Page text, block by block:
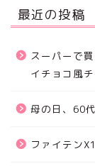
最近の投稿
スーパーで
イチョコ風
母の日、60
ファイテン